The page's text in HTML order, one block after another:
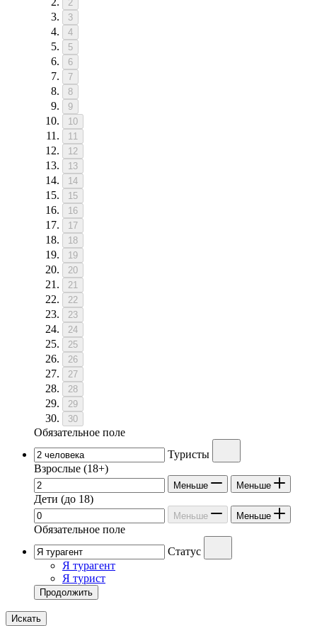
2
3
4
5
6
7
8
9
10
11
12
13
14
15
16
17
18
19
20
21
22
23
24
25
26
27
28
29
30
Обязательное поле
Туристы
Взрослые (18+)
Меньше Меньше
Дети (до 18)
Меньше Меньше
Обязательное поле
Статус
Я турагент
Я турист
Продолжить
Искать